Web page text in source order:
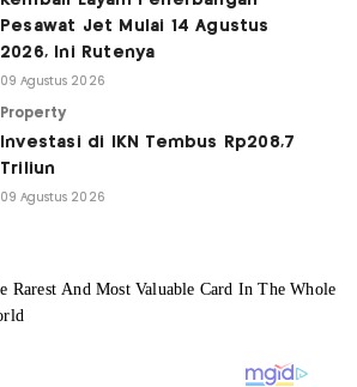
Pesawat Jet Mulai 14 Agustus
2026, Ini Rutenya
09 Agustus 2026
Property
Investasi di IKN Tembus Rp208,7
Triliun
09 Agustus 2026